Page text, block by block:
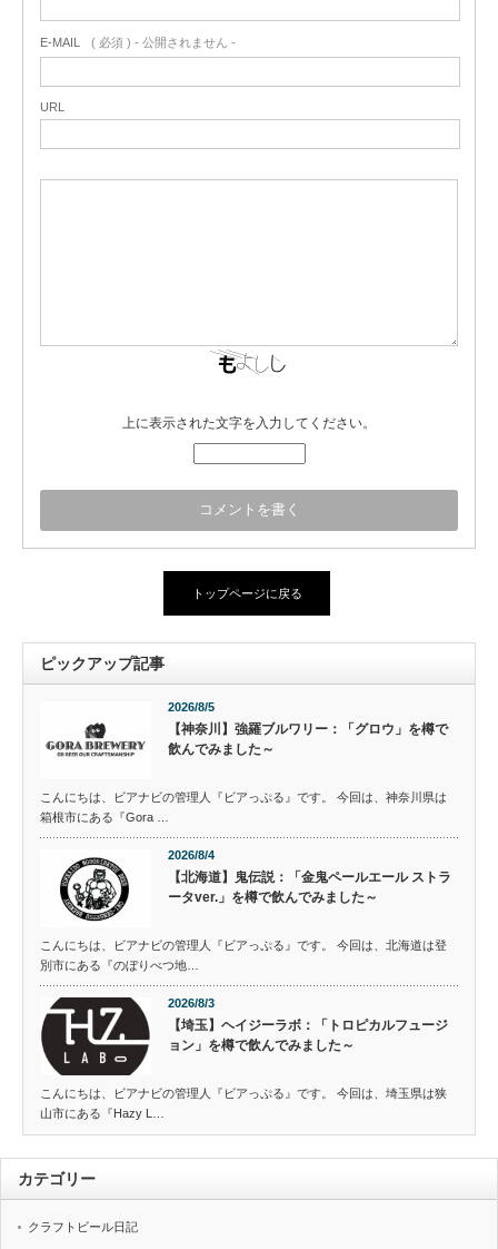
E-MAIL ( 必須 ) - 公開されません -
URL
上に表示された文字を入力してください。
トップページに戻る
ピックアップ記事
2026/8/5
【神奈川】強羅ブルワリー：「グロウ」を樽で
飲んでみました～
こんにちは、ビアナビの管理人『ビアっぷる』です。 今回は、神奈川県は
箱根市にある『Gora …
2026/8/4
【北海道】鬼伝説：「金鬼ペールエール ストラ
ータver.」を樽で飲んでみました～
こんにちは、ビアナビの管理人『ビアっぷる』です。 今回は、北海道は登
別市にある『のぼりべつ地…
2026/8/3
【埼玉】ヘイジーラボ：「トロピカルフュージ
ョン」を樽で飲んでみました～
こんにちは、ビアナビの管理人『ビアっぷる』です。 今回は、埼玉県は狭
山市にある『Hazy L…
カテゴリー
クラフトビール日記